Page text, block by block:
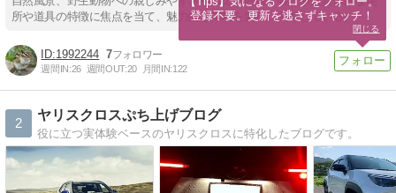
所や道具の特徴に焦点を当て、魅力的な体験を気軽に共有している。
1992244 7
週間IN:26 週間OUT:20 月間IN:122
2
ヤリスクロスぷち上げブログ
役に立つ実体験ベースのヤリスクロスに特化したブログです。
登録不要。更新を逃さずキャッチ！
閉じる